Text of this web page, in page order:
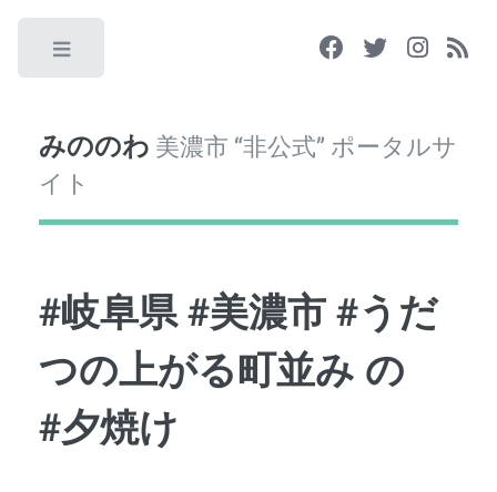
みののわ 美濃市 “非公式” ポータルサ
イト
#岐阜県 #美濃市 #うだ
つの上がる町並み の
#夕焼け
Toggle